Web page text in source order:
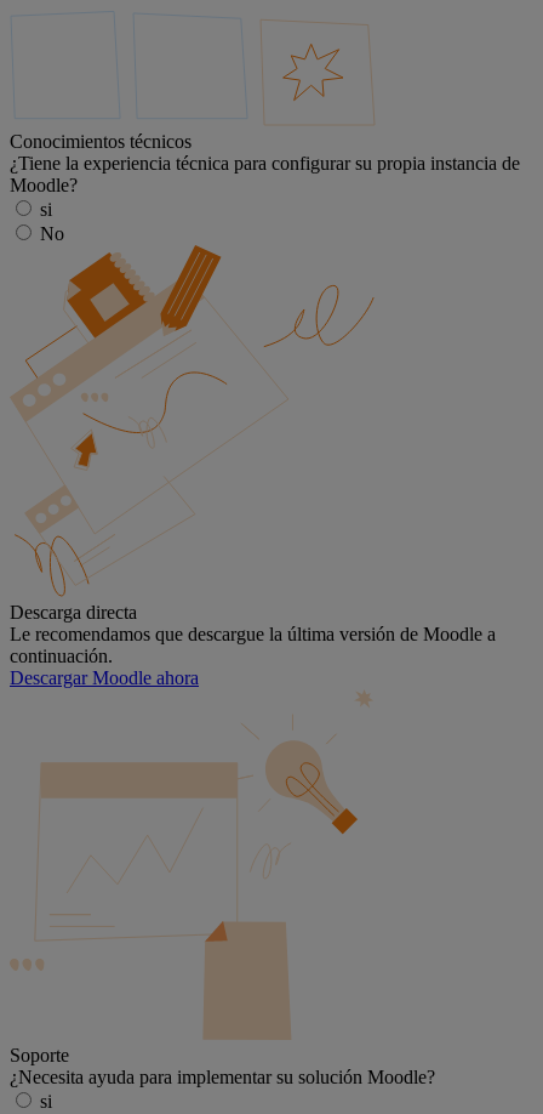
Conocimientos técnicos
¿Tiene la experiencia técnica para configurar su propia instancia de
Moodle?
si
No
Descarga directa
Le recomendamos que descargue la última versión de Moodle a
continuación.
Descargar Moodle ahora
Soporte
¿Necesita ayuda para implementar su solución Moodle?
si